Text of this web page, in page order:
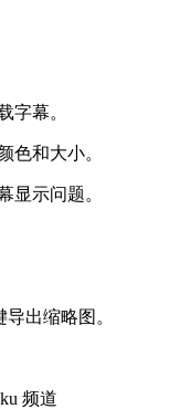
字幕。
色和大小。
显示问题。
出缩略图。
频道